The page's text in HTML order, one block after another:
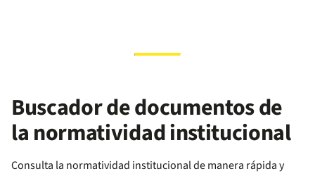
Buscador de documentos de
la normatividad institucional
Consulta la normatividad institucional de manera rápida y